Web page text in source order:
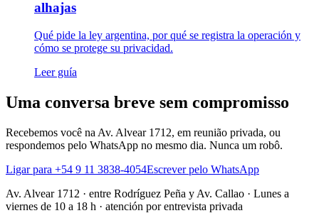
alhajas
Qué pide la ley argentina, por qué se registra la operación y
cómo se protege su privacidad.
Leer guía
Uma conversa breve sem compromisso
Recebemos você na Av. Alvear 1712, em reunião privada, ou
respondemos pelo WhatsApp no mesmo dia. Nunca um robô.
Ligar para +54 9 11 3838-4054Escrever pelo WhatsApp
Av. Alvear 1712 · entre Rodríguez Peña y Av. Callao · Lunes a
viernes de 10 a 18 h · atención por entrevista privada